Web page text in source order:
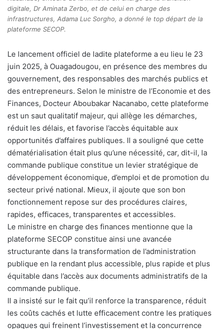
digitale, Dr Aminata Zerbo, et de celui en charge des
infrastructures, Adama Luc Sorgho, a donné le top départ de la
plateforme SECOP.
Le lancement officiel de ladite plateforme a eu lieu le 23
juin 2025, à Ouagadougou, en présence des membres du
gouvernement, des responsables des marchés publics et
des entrepreneurs. Selon le ministre de l’Economie et des
Finances, Docteur Aboubakar Nacanabo, cette plateforme
est un saut qualitatif majeur, qui allège les démarches,
réduit les délais, et favorise l’accès équitable aux
opportunités d’affaires publiques. Il a souligné que cette
dématérialisation était plus qu’une nécessité, car, dit-il, la
commande publique constitue un levier stratégique de
développement économique, d’emploi et de promotion du
secteur privé national. Mieux, il ajoute que son bon
fonctionnement repose sur des procédures claires,
rapides, efficaces, transparentes et accessibles.
Le ministre en charge des finances mentionne que la
plateforme SECOP constitue ainsi une avancée
structurante dans la transformation de l’administration
publique en la rendant plus accessible, plus rapide et plus
équitable dans l’accès aux documents administratifs de la
commande publique.
Il a insisté sur le fait qu’il renforce la transparence, réduit
les coûts cachés et lutte efficacement contre les pratiques
opaques qui freinent l’investissement et la concurrence